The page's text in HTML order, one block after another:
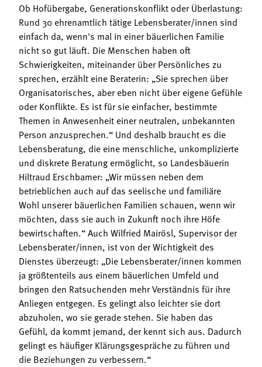
Ob Hofübergabe, Generationskonflikt oder Überlastung:
Rund 30 ehrenamtlich tätige Lebensberater/innen sind
einfach da, wenn's mal in einer bäuerlichen Familie
nicht so gut läuft. Die Menschen haben oft
Schwierigkeiten, miteinander über Persönliches zu
sprechen, erzählt eine Beraterin: „Sie sprechen über
Organisatorisches, aber eben nicht über eigene Gefühle
oder Konflikte. Es ist für sie einfacher, bestimmte
Themen in Anwesenheit einer neutralen, unbekannten
Person anzusprechen.“ Und deshalb braucht es die
Lebensberatung, die eine menschliche, unkomplizierte
und diskrete Beratung ermöglicht, so Landesbäuerin
Hiltraud Erschbamer: „Wir müssen neben dem
betrieblichen auch auf das seelische und familiäre
Wohl unserer bäuerlichen Familien schauen, wenn wir
möchten, dass sie auch in Zukunft noch ihre Höfe
bewirtschaften.“ Auch Wilfried Mairösl, Supervisor der
Lebensberater/innen, ist von der Wichtigkeit des
Dienstes überzeugt: „Die Lebensberater/innen kommen
ja größtenteils aus einem bäuerlichen Umfeld und
bringen den Ratsuchenden mehr Verständnis für ihre
Anliegen entgegen. Es gelingt also leichter sie dort
abzuholen, wo sie gerade stehen. Sie haben das
Gefühl, da kommt jemand, der kennt sich aus. Dadurch
gelingt es häufiger Klärungsgespräche zu führen und
die Beziehungen zu verbessern.“